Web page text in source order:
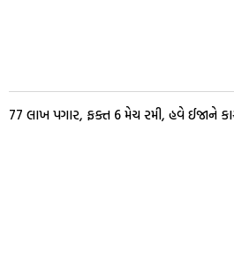
77 લાખ પગાર, ફક્ત 6 મેચ રમી, હવે ઈજાને